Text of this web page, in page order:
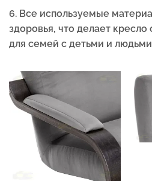
6. Все используемые
здоровья, что делает
для семей с детьми и